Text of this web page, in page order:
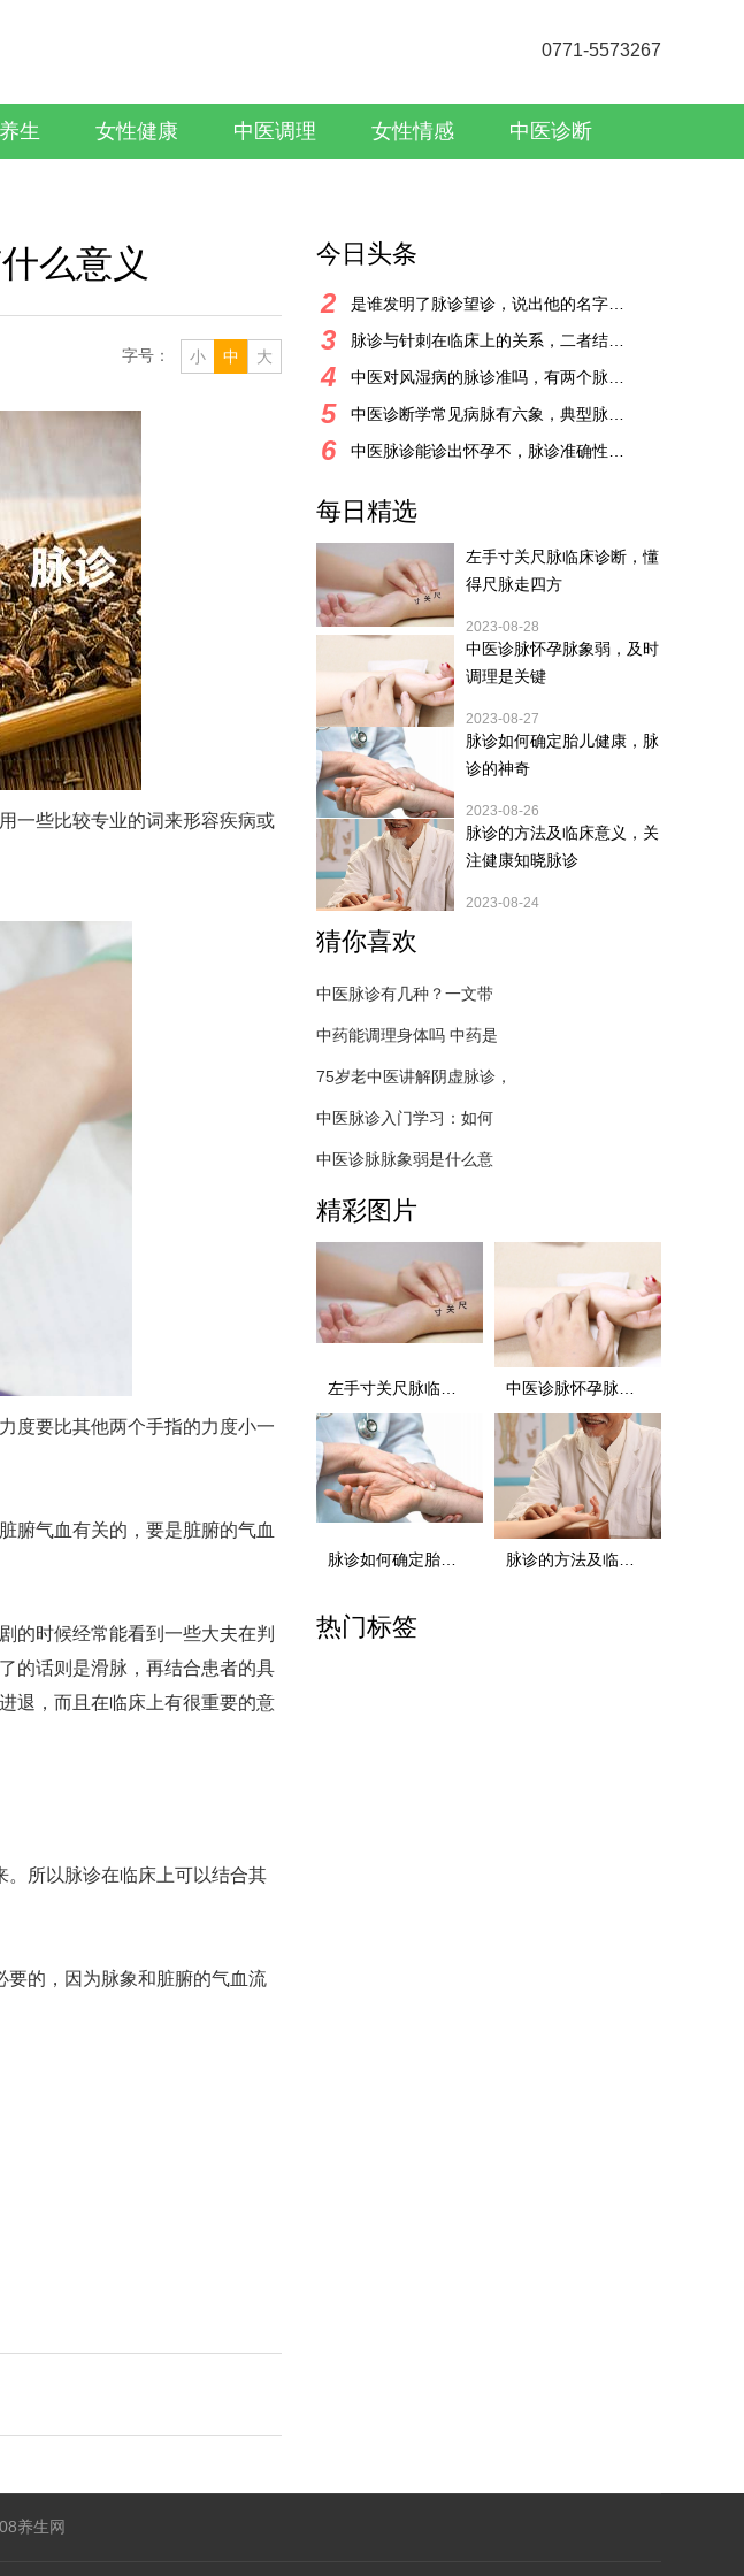
0771-5573267
生 女性健康 中医调理 女性情感 中医诊断
么意义
小 中 大
字号：
一些比较专业的词来形容疾病或
度要比其他两个手指的力度小一
腑气血有关的，要是脏腑的气血
的时候经常能看到一些大夫在判
的话则是滑脉，再结合患者的具
退，而且在临床上有很重要的意
。所以脉诊在临床上可以结合其
要的，因为脉象和脏腑的气血流
今日头条
2
3
4
5
6
每日精选
左手寸关尺脉临床诊断，懂
得尺脉走四方
2023-08-28
中医诊脉怀孕脉象弱，及时
调理是关键
2023-08-27
脉诊如何确定胎儿健康，脉
诊的神奇
2023-08-26
脉诊的方法及临床意义，关
注健康知晓脉诊
2023-08-24
猜你喜欢
中医脉诊有几种？一文带
中药能调理身体吗 中药是
75岁老中医讲解阴虚脉诊，
中医脉诊入门学习：如何
中医诊脉脉象弱是什么意
精彩图片
热门标签
养生网